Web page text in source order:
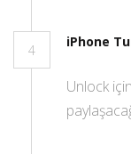
4
iPhone
Unlock